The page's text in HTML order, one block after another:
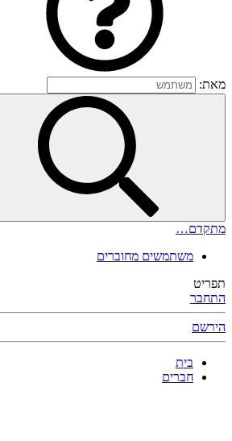
מאת:
מתקדם…
משתמשים מחוברים
תפריט
התחבר
הירשם
בית
חברים